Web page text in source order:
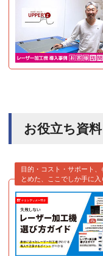
お役立ち資
目的・コスト・サポート
とめた、ここでしか手に入